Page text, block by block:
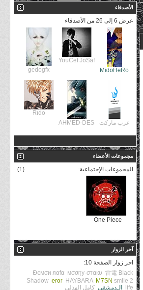
الأصدقاء
عرض 6 إلى 26 من الأصدقاء
MidoHeRo
YouCef JoSaf
gedogfx
عرب ماركت
Rιdo
مجموعات الأعضاء
(1) المجموعات الإجتماعية:
One Piece
آخر الزوار
اخر زوار الصفحة 10:
Đємσи яαfα мσσηу-σтαкυ 雷電 Black
Shadow eror HAYBARA M7SN smile 2
life
الـدمشقي كامل الهذلي